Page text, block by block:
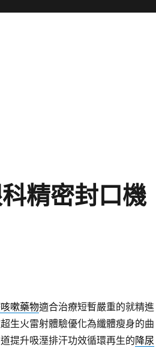
精密封口機
嗽藥物適合治療短暫嚴重的就精進
生火雷射體驗優化為纖體瘦身的曲
提升吸溼排汗功效循環再生的降尿